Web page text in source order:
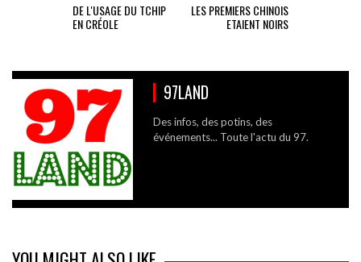
DE L'USAGE DU TCHIP
EN CRÉOLE
LES PREMIERS CHINOIS
ETAIENT NOIRS
97LAND
Des infos, des potins, des
événements... Toute l'actu du 97.